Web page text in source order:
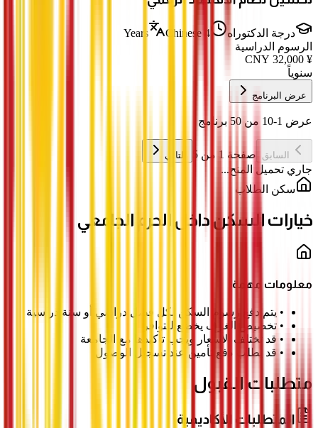
درجة الدكتوراه 4 Years
Chinese
الرسوم الدراسية
¥
32,000
سنوياً
عرض البرنامج
عرض 1-10 من 50 برنامج
السابق صفحة 1 من 5 التالي
جاري تحميل المنح...
سكن الطلاب
خيارات السكن داخل الحرم الجامعي
معلومات مهمة
• يتم دفع رسوم السكن لكل فصل دراسي أو سنة دراسية
• تخصيص الغرف يخضع للتوافر
• قد تختلف الأسعار ويجب تأكيدها مع الجامعة
• قد يطلب دفع تأمين عند تسجيل الوصول
متطلبات القبول
المتطلبات الأكاديمية